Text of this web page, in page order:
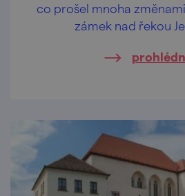
co prošel mnoha
zámek nad řekou